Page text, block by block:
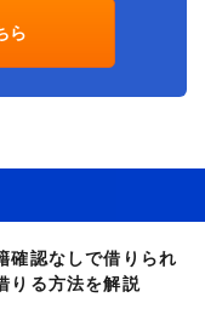
ら
確認なしで借りられ
りる方法を解説